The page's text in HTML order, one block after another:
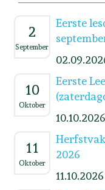
2
September
Eerste
10
Oktober
Eerste
10.10.2026
11
Oktober
2026